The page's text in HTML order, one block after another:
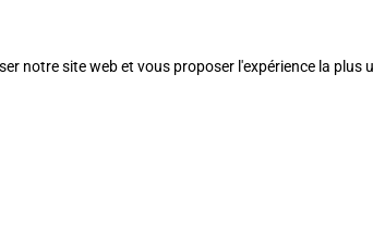
notre site web et vous proposer l'expérience la